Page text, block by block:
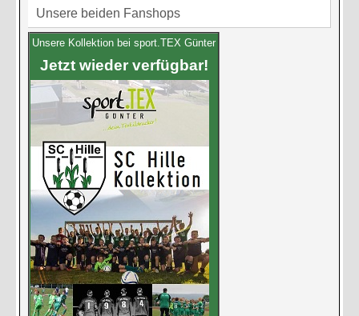
Unsere beiden Fanshops
Unsere Kollektion bei sport.TEX Günter
Jetzt wieder verfügbar!